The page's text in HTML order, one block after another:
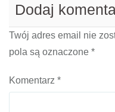
Dodaj
Twój adres email nie
pola są oznaczone *
Komentarz *